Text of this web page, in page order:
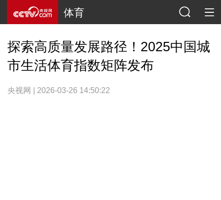
体育
探索高质量发展路径！2025中国城
市生活体育指数矩阵发布
央视网 | 2026-03-26 14:50:22